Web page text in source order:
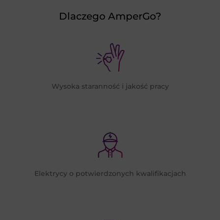
Dlaczego AmperGo?
Wysoka staranność i jakość pracy
Elektrycy o potwierdzonych kwalifikacjach